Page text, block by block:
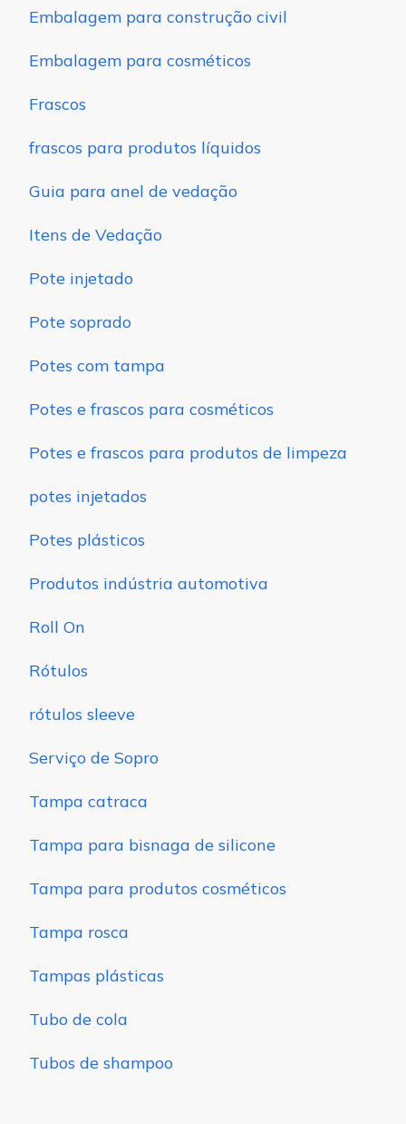
Embalagem para construção civil
Embalagem para cosméticos
Frascos
frascos para produtos líquidos
Guia para anel de vedação
Itens de Vedação
Pote injetado
Pote soprado
Potes com tampa
Potes e frascos para cosméticos
Potes e frascos para produtos de limpeza
potes injetados
Potes plásticos
Produtos indústria automotiva
Roll On
Rótulos
rótulos sleeve
Serviço de Sopro
Tampa catraca
Tampa para bisnaga de silicone
Tampa para produtos cosméticos
Tampa rosca
Tampas plásticas
Tubo de cola
Tubos de shampoo